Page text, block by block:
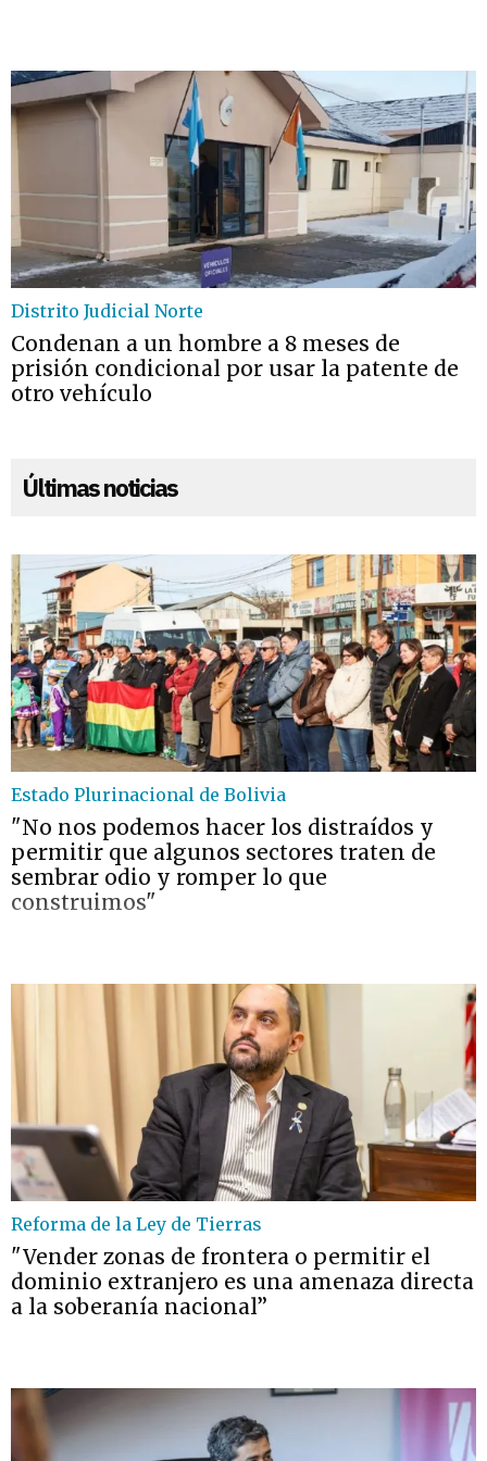
Distrito Judicial Norte
Condenan a un hombre a 8 meses de
prisión condicional por usar la patente de
otro vehículo
Últimas noticias
Estado Plurinacional de Bolivia
"No nos podemos hacer los distraídos y
permitir que algunos sectores traten de
sembrar odio y romper lo que
construimos"
Reforma de la Ley de Tierras
"Vender zonas de frontera o permitir el
dominio extranjero es una amenaza directa
a la soberanía nacional”